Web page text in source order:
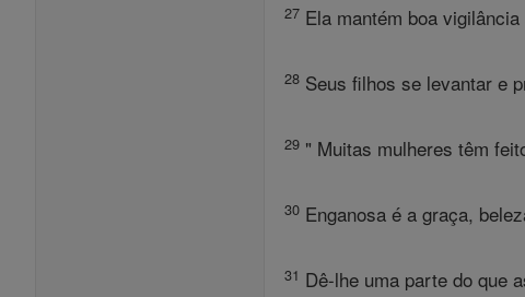
27 Ela mantém boa
28 Seus filhos se levantar e
29 " Muitas mulheres têm
30 Enganosa é a graça,
31 Dê-lhe uma parte do que